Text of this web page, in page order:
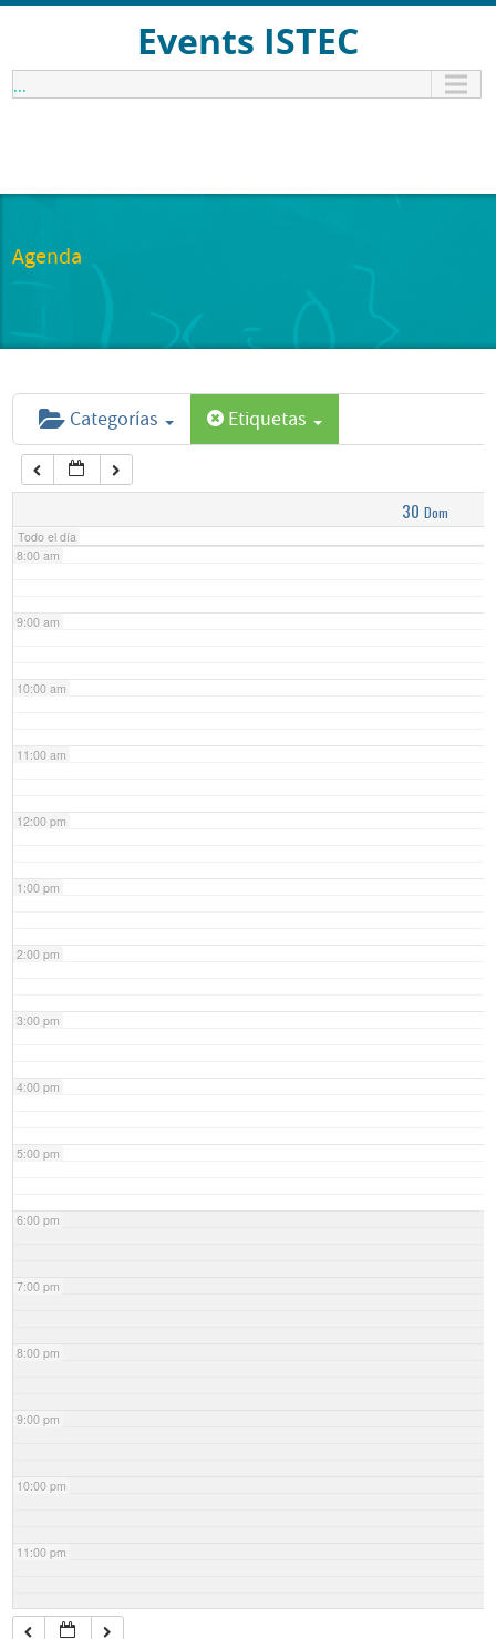
Events ISTEC
...
Agenda
Categorías Etiquetas
30 Dom
Todo el día
1:00 am
6:00 am
7:00 am
8:00 am
9:00 am
10:00 am
11:00 am
12:00 pm
1:00 pm
2:00 pm
3:00 pm
4:00 pm
5:00 pm
6:00 pm
7:00 pm
8:00 pm
9:00 pm
10:00 pm
11:00 pm